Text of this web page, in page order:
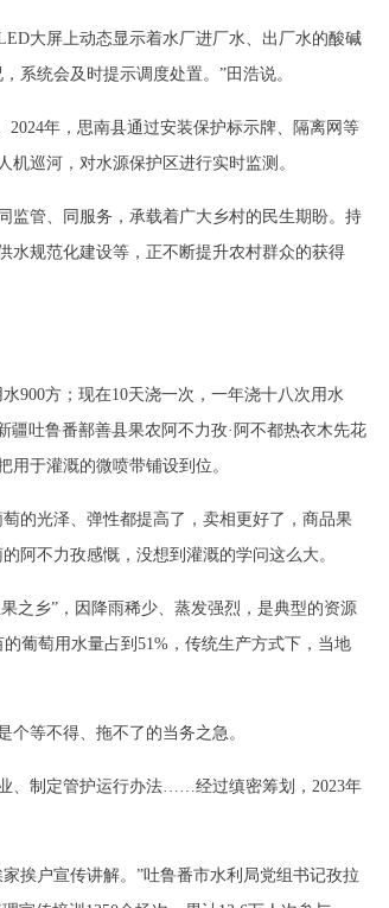
大屏上动态显示着水厂进厂水、出厂水的酸碱
系统会及时提示调度处置。”田浩说。
年，思南县通过安装保护标示牌、隔离网等
巡河，对水源保护区进行实时监测。
监管、同服务，承载着广大乡村的民生期盼。持
水规范化建设等，正不断提升农村群众的获得
900方；现在10天浇一次，一年浇十八次用水
疆吐鲁番鄯善县果农阿不力孜·阿不都热衣木先花
用于灌溉的微喷带铺设到位。
的光泽、弹性都提高了，卖相更好了，商品果
阿不力孜感慨，没想到灌溉的学问这么大。
之乡”，因降雨稀少、蒸发强烈，是典型的资源
葡萄用水量占到51%，传统生产方式下，当地
个等不得、拖不了的当务之急。
、制定管护运行办法……经过缜密筹划，2023年
挨户宣传讲解。”吐鲁番市水利局党组书记孜拉